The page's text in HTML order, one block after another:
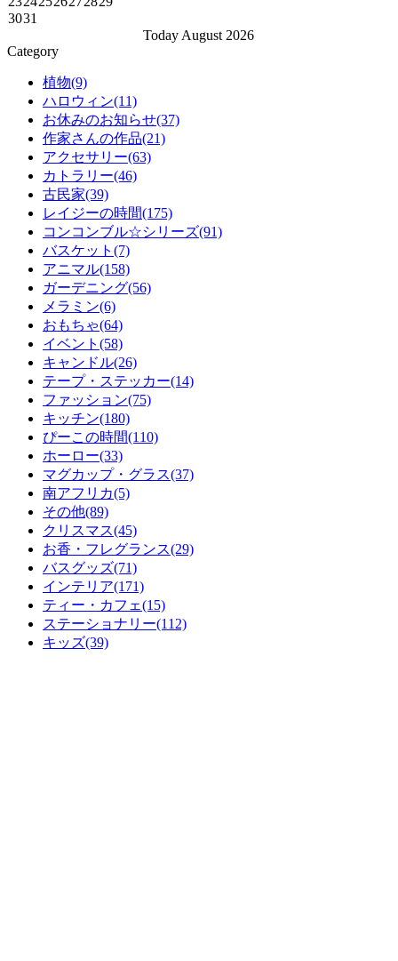
3031
Today August 2026
Category
植物(9)
ハロウィン(11)
お休みのお知らせ(37)
作家さんの作品(21)
アクセサリー(63)
カトラリー(46)
古民家(39)
レイジーの時間(175)
コンコンブル☆シリーズ(91)
バスケット(7)
アニマル(158)
ガーデニング(56)
メラミン(6)
おもちゃ(64)
イベント(58)
キャンドル(26)
テープ・ステッカー(14)
ファッション(75)
キッチン(180)
ぴーこの時間(110)
ホーロー(33)
マグカップ・グラス(37)
南アフリカ(5)
その他(89)
クリスマス(45)
お香・フレグランス(29)
バスグッズ(71)
インテリア(171)
ティー・カフェ(15)
ステーショナリー(112)
キッズ(39)